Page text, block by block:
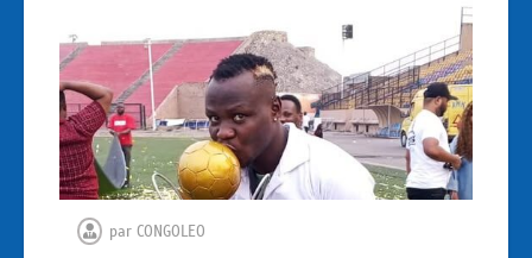
par CONGOLEO